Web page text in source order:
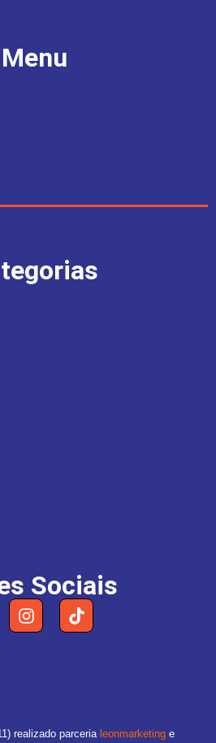
Menu
Sociais
realizado parceria leonmarketing e